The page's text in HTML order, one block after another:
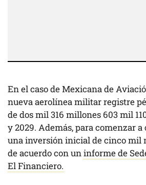
En el caso de Mexicana de
nueva aerolínea militar registre
de dos mil 316 millones 603 mil
y 2029. Además, para comenzar a
una inversión inicial de cinco mil
de acuerdo con uninforme de
El Financiero.